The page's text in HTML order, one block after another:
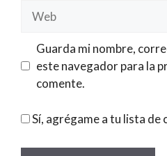
Web
Guarda mi nombre,
este navegador para la
comente.
Sí, agrégame a tu lista de